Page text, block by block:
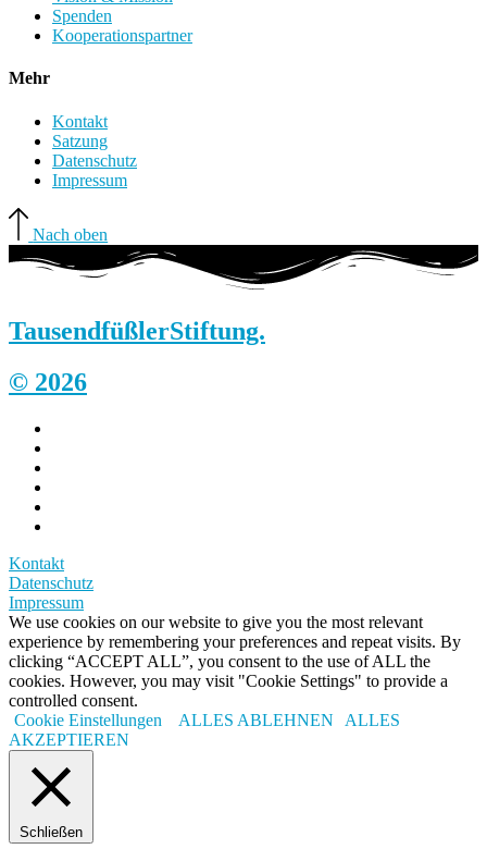
Spenden
Kooperationspartner
Mehr
Kontakt
Satzung
Datenschutz
Impressum
Nach oben
TausendfüßlerStiftung.
© 2026
Kontakt
Datenschutz
Impressum
We use cookies on our website to give you the most relevant
experience by remembering your preferences and repeat visits. By
clicking “ACCEPT ALL”, you consent to the use of ALL the
cookies. However, you may visit "Cookie Settings" to provide a
controlled consent.
Cookie Einstellungen
ALLES ABLEHNEN
ALLES
AKZEPTIEREN
Schließen